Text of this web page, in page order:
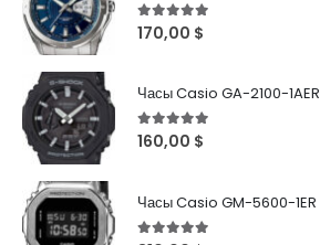
5out of 5
170,00 $
Часы Casio GA-2100-1AER
5out of 5
160,00 $
Часы Casio GM-5600-1ER